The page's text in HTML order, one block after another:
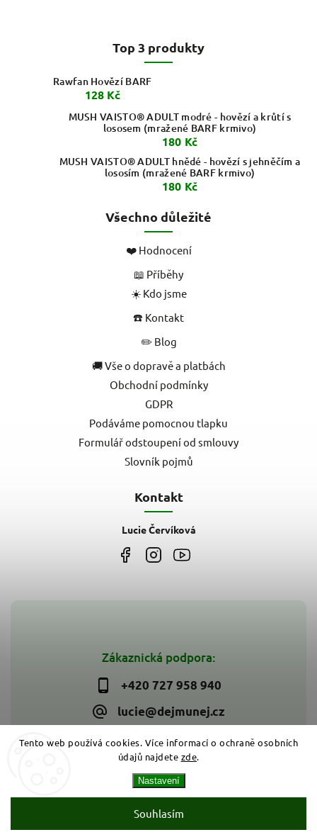
Tento web používá cookies. Více informací o ochraně osobních
údajů najdete zde.
Nastavení
Souhlasím
Zákaznická podpora:
+420 727 958 940
lucie@dejmunej.cz
Top 3 produkty
Rawfan Hovězí BARF
128 Kč
MUSH VAISTO® ADULT modré - hovězí a krůtí s
lososem (mražené BARF krmivo)
180 Kč
MUSH VAISTO® ADULT hnědé - hovězí s jehněčím a
lososím (mražené BARF krmivo)
180 Kč
Všechno důležité
❤️ Hodnocení
📖 Příběhy
☀️ Kdo jsme
☎️ Kontakt
✏️ Blog
🚚 Vše o dopravě a platbách
Obchodní podmínky
GDPR
Podáváme pomocnou tlapku
Formulář odstoupení od smlouvy
Slovník pojmů
Kontakt
Lucie Červíková
Dejmunej.cz. Všechna práva vyhrazena.
Upravit nastavení cookies
Shoptet | Design